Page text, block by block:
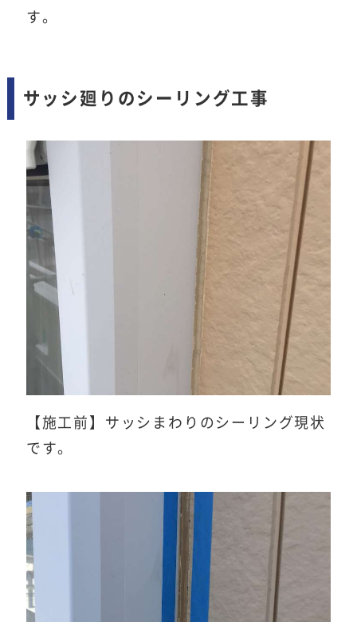
す。
サッシ廻りのシーリング工事
【施工前】サッシまわりのシーリング現状
です。